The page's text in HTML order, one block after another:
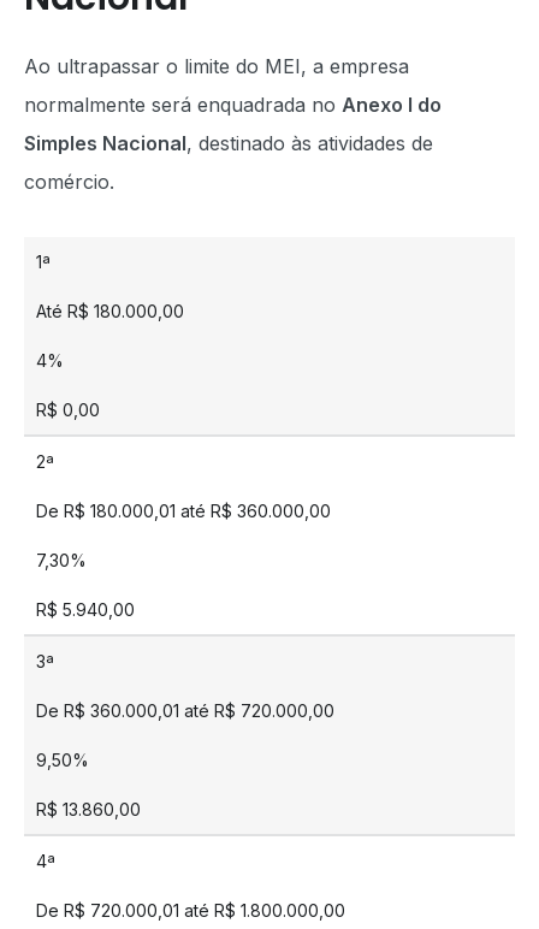
Ao ultrapassar o limite do MEI, a empresa
normalmente será enquadrada no Anexo I do
Simples Nacional, destinado às atividades de
comércio.
1ª
Até R$ 180.000,00
4%
R$ 0,00
2ª
De R$ 180.000,01 até R$ 360.000,00
7,30%
R$ 5.940,00
3ª
De R$ 360.000,01 até R$ 720.000,00
9,50%
R$ 13.860,00
4ª
De R$ 720.000,01 até R$ 1.800.000,00